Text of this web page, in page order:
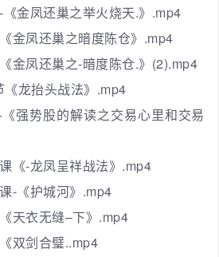
金凤还巢之举火烧天.》.mp4
金凤还巢之暗度陈仓》.mp4
金凤还巢之-暗度陈仓.》(2).mp4
龙抬头战法》.mp4
强势股的解读之交易心里和交易
《-龙凤呈祥战法》.mp4
-《护城河》.mp4
天衣无缝–下》.mp4
双剑合璧..mp4